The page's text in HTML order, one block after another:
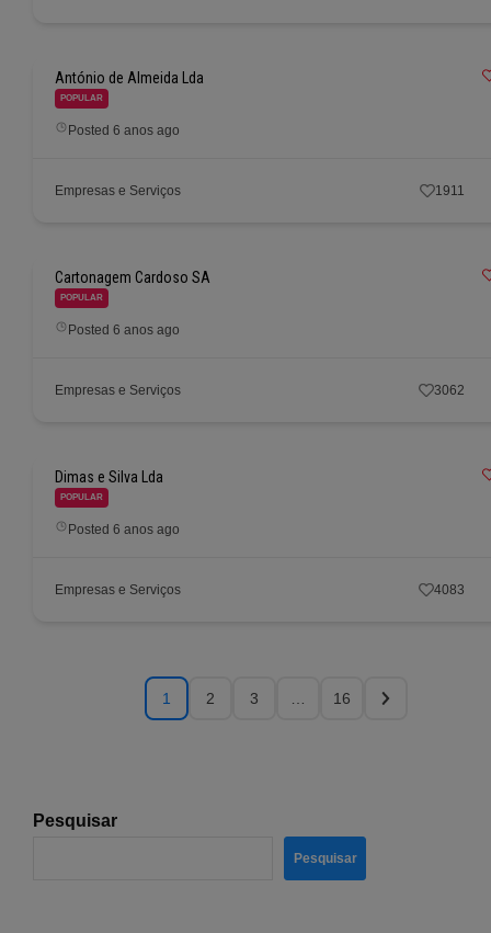
António de Almeida Lda
POPULAR
Posted 6 anos ago
Empresas e Serviços 1911
Cartonagem Cardoso SA
POPULAR
Posted 6 anos ago
Empresas e Serviços 3062
Dimas e Silva Lda
POPULAR
Posted 6 anos ago
Empresas e Serviços 4083
1 2 3 16
Pesquisar
Pesquisar